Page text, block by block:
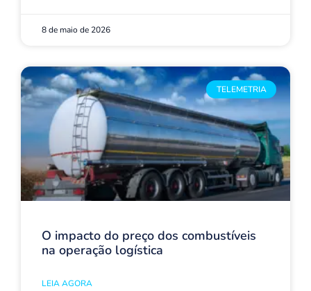
8 de maio de 2026
TELEMETRIA
O impacto do preço dos combustíveis
na operação logística
LEIA AGORA